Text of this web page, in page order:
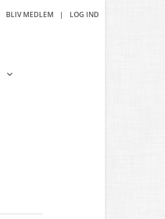
BLIV MEDLEM | LOG IND